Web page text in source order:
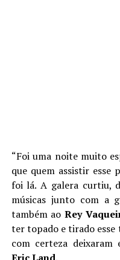
“Foi uma noite muito
que quem assistir esse
foi lá. A galera curtiu,
músicas junto com a
também aoRey
ter topado e tirado esse
com certeza deixaram